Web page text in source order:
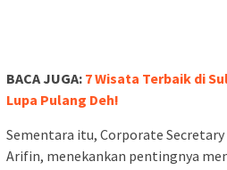
BACA JUGA: 7 Wisata Terbaik di
Lupa Pulang Deh!
Sementara itu, Corporate Secretary
Arifin, menekankan pentingnya